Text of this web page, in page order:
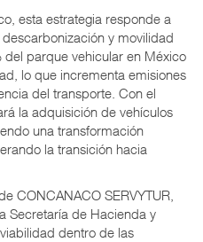
esta estrategia responde a
y movilidad
del parque vehicular en México
lo que incrementa emisiones
del transporte. Con el
la adquisición de vehículos
una transformación
la transición hacia
CONCANACO SERVYTUR,
Secretaría de Hacienda y
dentro de las